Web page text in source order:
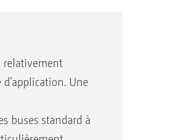
relativement
Une
buses standard à